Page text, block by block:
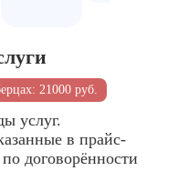
повреждённых
покрытий
и
предметов
Сбор
и
21000 руб.
услуг.
в прайс-
договорённости